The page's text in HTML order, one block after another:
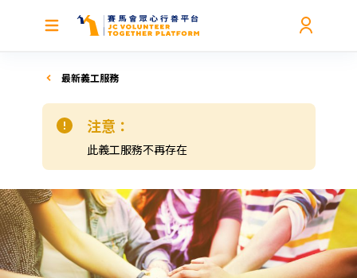
最新義工服務
注意：
此義工服務不再存在